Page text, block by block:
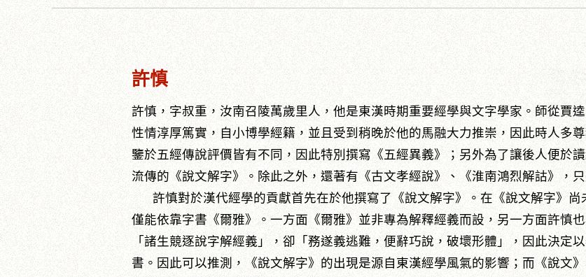
::: 許慎
許慎，字叔重，汝南召陵萬歲里人，他是東漢時期重要經學與文字學家。師從賈
性情淳厚篤實，自小博學經籍，並且受到稍晚於他的馬融大力推崇，因此時人多
鑒於五經傳說評價皆有不同，因此特別撰寫《五經異義》；另外為了讓後人便於
流傳的《說文解字》。除此之外，還著有《古文孝經說》、《淮南鴻烈解詁》，
許慎對於漢代經學的貢獻首先在於他撰寫了《說文解字》。在《說文解字》尚
僅能依靠字書《爾雅》。一方面《爾雅》並非專為解釋經義而設，另一方面許慎
「諸生競逐說字解經義」，卻「務遂義逃難，便辭巧說，破壞形體」，因此決定
書。因此可以推測，《說文解字》的出現是源自東漢經學風氣的影響；而《說文